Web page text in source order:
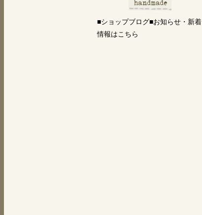
■ショップブログ■お知らせ・新着
情報はこちら